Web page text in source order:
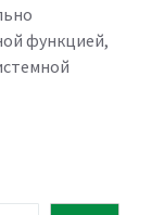
функцией,